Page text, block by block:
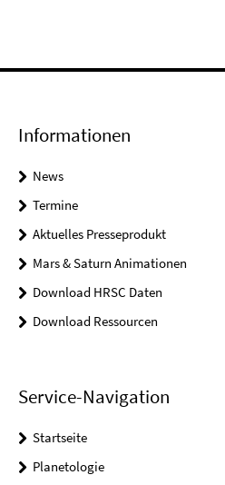
Informationen
News
Termine
Aktuelles Presseprodukt
Mars & Saturn Animationen
Download HRSC Daten
Download Ressourcen
Service-Navigation
Startseite
Planetologie